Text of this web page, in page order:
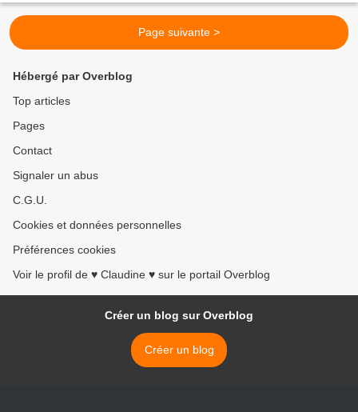
Page suivante >
Hébergé par Overblog
Top articles
Pages
Contact
Signaler un abus
C.G.U.
Cookies et données personnelles
Préférences cookies
Voir le profil de ♥ Claudine ♥ sur le portail Overblog
Créer un blog sur Overblog
Créer un blog